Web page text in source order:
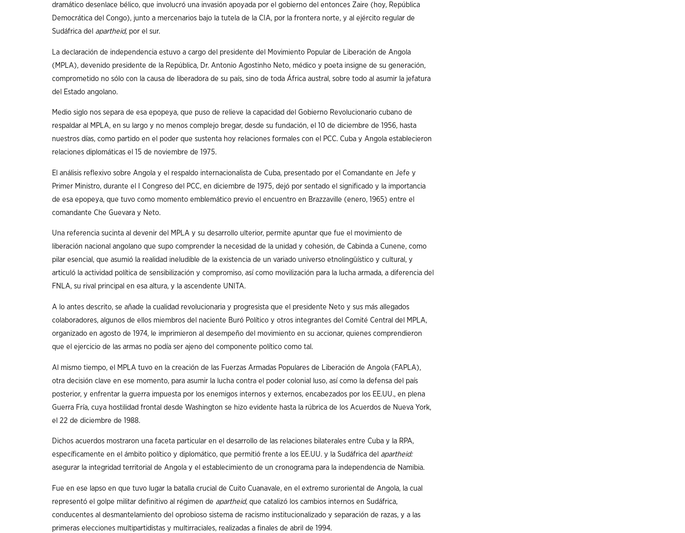
dramático desenlace bélico, que involucró una invasión apoyada por el gobierno del entonces Zaire (hoy, República
Democrática del Congo), junto a mercenarios bajo la tutela de la CIA, por la frontera norte, y al ejército regular de
Sudáfrica del apartheid, por el sur.
La declaración de independencia estuvo a cargo del presidente del Movimiento Popular de Liberación de Angola
(MPLA), devenido presidente de la República, Dr. Antonio Agostinho Neto, médico y poeta insigne de su generación,
comprometido no sólo con la causa de liberadora de su país, sino de toda África austral, sobre todo al asumir la jefatura
del Estado angolano.
Medio siglo nos separa de esa epopeya, que puso de relieve la capacidad del Gobierno Revolucionario cubano de
respaldar al MPLA, en su largo y no menos complejo bregar, desde su fundación, el 10 de diciembre de 1956, hasta
nuestros días, como partido en el poder que sustenta hoy relaciones formales con el PCC. Cuba y Angola establecieron
relaciones diplomáticas el 15 de noviembre de 1975.
El análisis reflexivo sobre Angola y el respaldo internacionalista de Cuba, presentado por el Comandante en Jefe y
Primer Ministro, durante el I Congreso del PCC, en diciembre de 1975, dejó por sentado el significado y la importancia
de esa epopeya, que tuvo como momento emblemático previo el encuentro en Brazzaville (enero, 1965) entre el
comandante Che Guevara y Neto.
Una referencia sucinta al devenir del MPLA y su desarrollo ulterior, permite apuntar que fue el movimiento de
liberación nacional angolano que supo comprender la necesidad de la unidad y cohesión, de Cabinda a Cunene, como
pilar esencial, que asumió la realidad ineludible de la existencia de un variado universo etnolingüístico y cultural, y
articuló la actividad política de sensibilización y compromiso, así como movilización para la lucha armada, a diferencia del
FNLA, su rival principal en esa altura, y la ascendente UNITA.
A lo antes descrito, se añade la cualidad revolucionaria y progresista que el presidente Neto y sus más allegados
colaboradores, algunos de ellos miembros del naciente Buró Político y otros integrantes del Comité Central del MPLA,
organizado en agosto de 1974, le imprimieron al desempeño del movimiento en su accionar, quienes comprendieron
que el ejercicio de las armas no podía ser ajeno del componente político como tal.
Al mismo tiempo, el MPLA tuvo en la creación de las Fuerzas Armadas Populares de Liberación de Angola (FAPLA),
otra decisión clave en ese momento, para asumir la lucha contra el poder colonial luso, así como la defensa del país
posterior, y enfrentar la guerra impuesta por los enemigos internos y externos, encabezados por los EE.UU., en plena
Guerra Fría, cuya hostilidad frontal desde Washington se hizo evidente hasta la rúbrica de los Acuerdos de Nueva York,
el 22 de diciembre de 1988.
Dichos acuerdos mostraron una faceta particular en el desarrollo de las relaciones bilaterales entre Cuba y la RPA,
específicamente en el ámbito político y diplomático, que permitió frente a los EE.UU. y la Sudáfrica del apartheid:
asegurar la integridad territorial de Angola y el establecimiento de un cronograma para la independencia de Namibia.
Fue en ese lapso en que tuvo lugar la batalla crucial de Cuito Cuanavale, en el extremo suroriental de Angola, la cual
representó el golpe militar definitivo al régimen de apartheid, que catalizó los cambios internos en Sudáfrica,
conducentes al desmantelamiento del oprobioso sistema de racismo institucionalizado y separación de razas, y a las
primeras elecciones multipartidistas y multirraciales, realizadas a finales de abril de 1994.